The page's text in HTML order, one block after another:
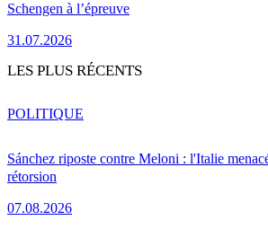
Schengen à l’épreuve
31.07.2026
LES PLUS RÉCENTS
Sánchez riposte contre Meloni : l'Italie
rétorsion
07.08.2026
POLITIQUE